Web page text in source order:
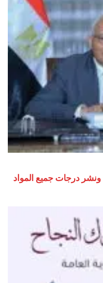
موعد نتيجة الثانوية العامة 2026 ونشر درجات جميع المواد